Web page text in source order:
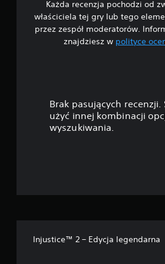
Każda recenzja pochodzi od
właściciela tej gry lub tego
przez zespół moderatorów.
znajdziesz w polityce
Brak pasujących recenzji.
użyć innej kombinacji
wyszukiwania.
Injustice™ 2 – Edycja legendarna